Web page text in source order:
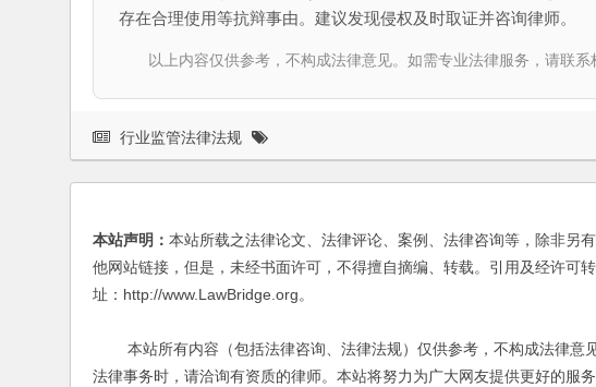
存在合理使用等抗辩事由。建议发现侵权及时取证并咨询律师。
以上内容仅供参考，不构成法律意见。如需专业法律服务，请联
行业监管法律法规
本站声明： 本站所载之法律论文、法律评论、案例、法律咨询等，除非另
他网站链接，但是，未经书面许可，不得擅自摘编、转载。引用及经许可
址：http://www.LawBridge.org。
本站所有内容（包括法律咨询、法律法规）仅供参考，不构成法律意
法律事务时，请洽询有资质的律师。本站将努力为广大网友提供更好的服